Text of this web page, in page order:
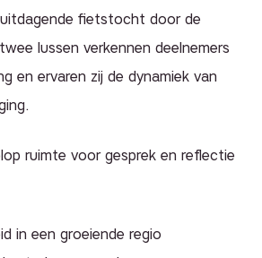
fietstocht door de
lussen verkennen deelnemers
en ervaren zij de dynamiek van
ruimte voor gesprek en reflectie
in een groeiende regio